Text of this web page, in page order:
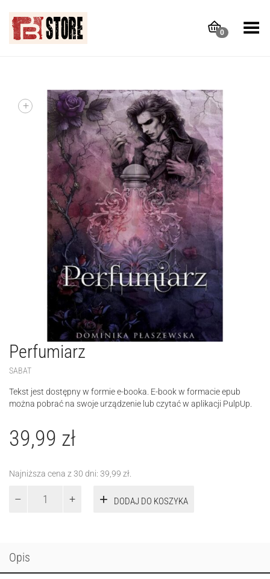
0
Toggle Menu
+
Perfumiarz
SABAT
Tekst jest dostępny w formie e-booka. E-book w formacie epub
można pobrać na swoje urządzenie lub czytać w aplikacji PulpUp.
39,99 zł
Najniższa cena z 30 dni: 39,99 zł
Perfumiarz
DODAJ DO KOSZYKA
Opis